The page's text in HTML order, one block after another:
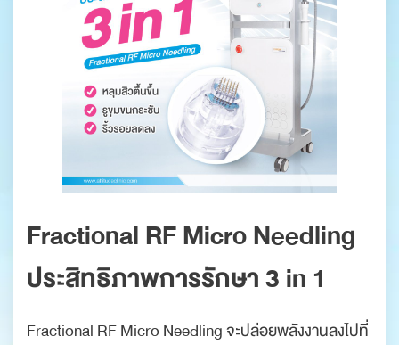
Fractional RF Micro Needling
ประสิทธิภาพการรักษา 3 in 1
Fractional RF Micro Needling จะปล่อยพลังงานลงไปที่